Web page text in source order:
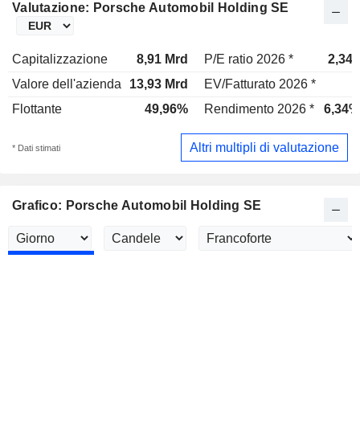
Valutazione: Porsche Automobil Holding SE
Capitalizzazione 8,91 Mrd P/E ratio 2026 *
2,34x
Valore dell'azienda
13,93 Mrd EV/Fatturato 2026 *
Flottante
49,96% Rendimento 2026 * 6,34%
* Dati stimati Altri multipli di valutazione
Grafico: Porsche Automobil Holding SE